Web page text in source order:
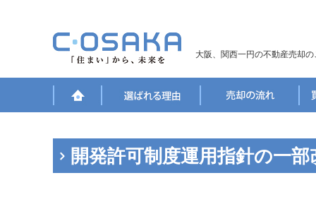
大阪、関西一円の不動産売却
開発許可制度運用指針の一部